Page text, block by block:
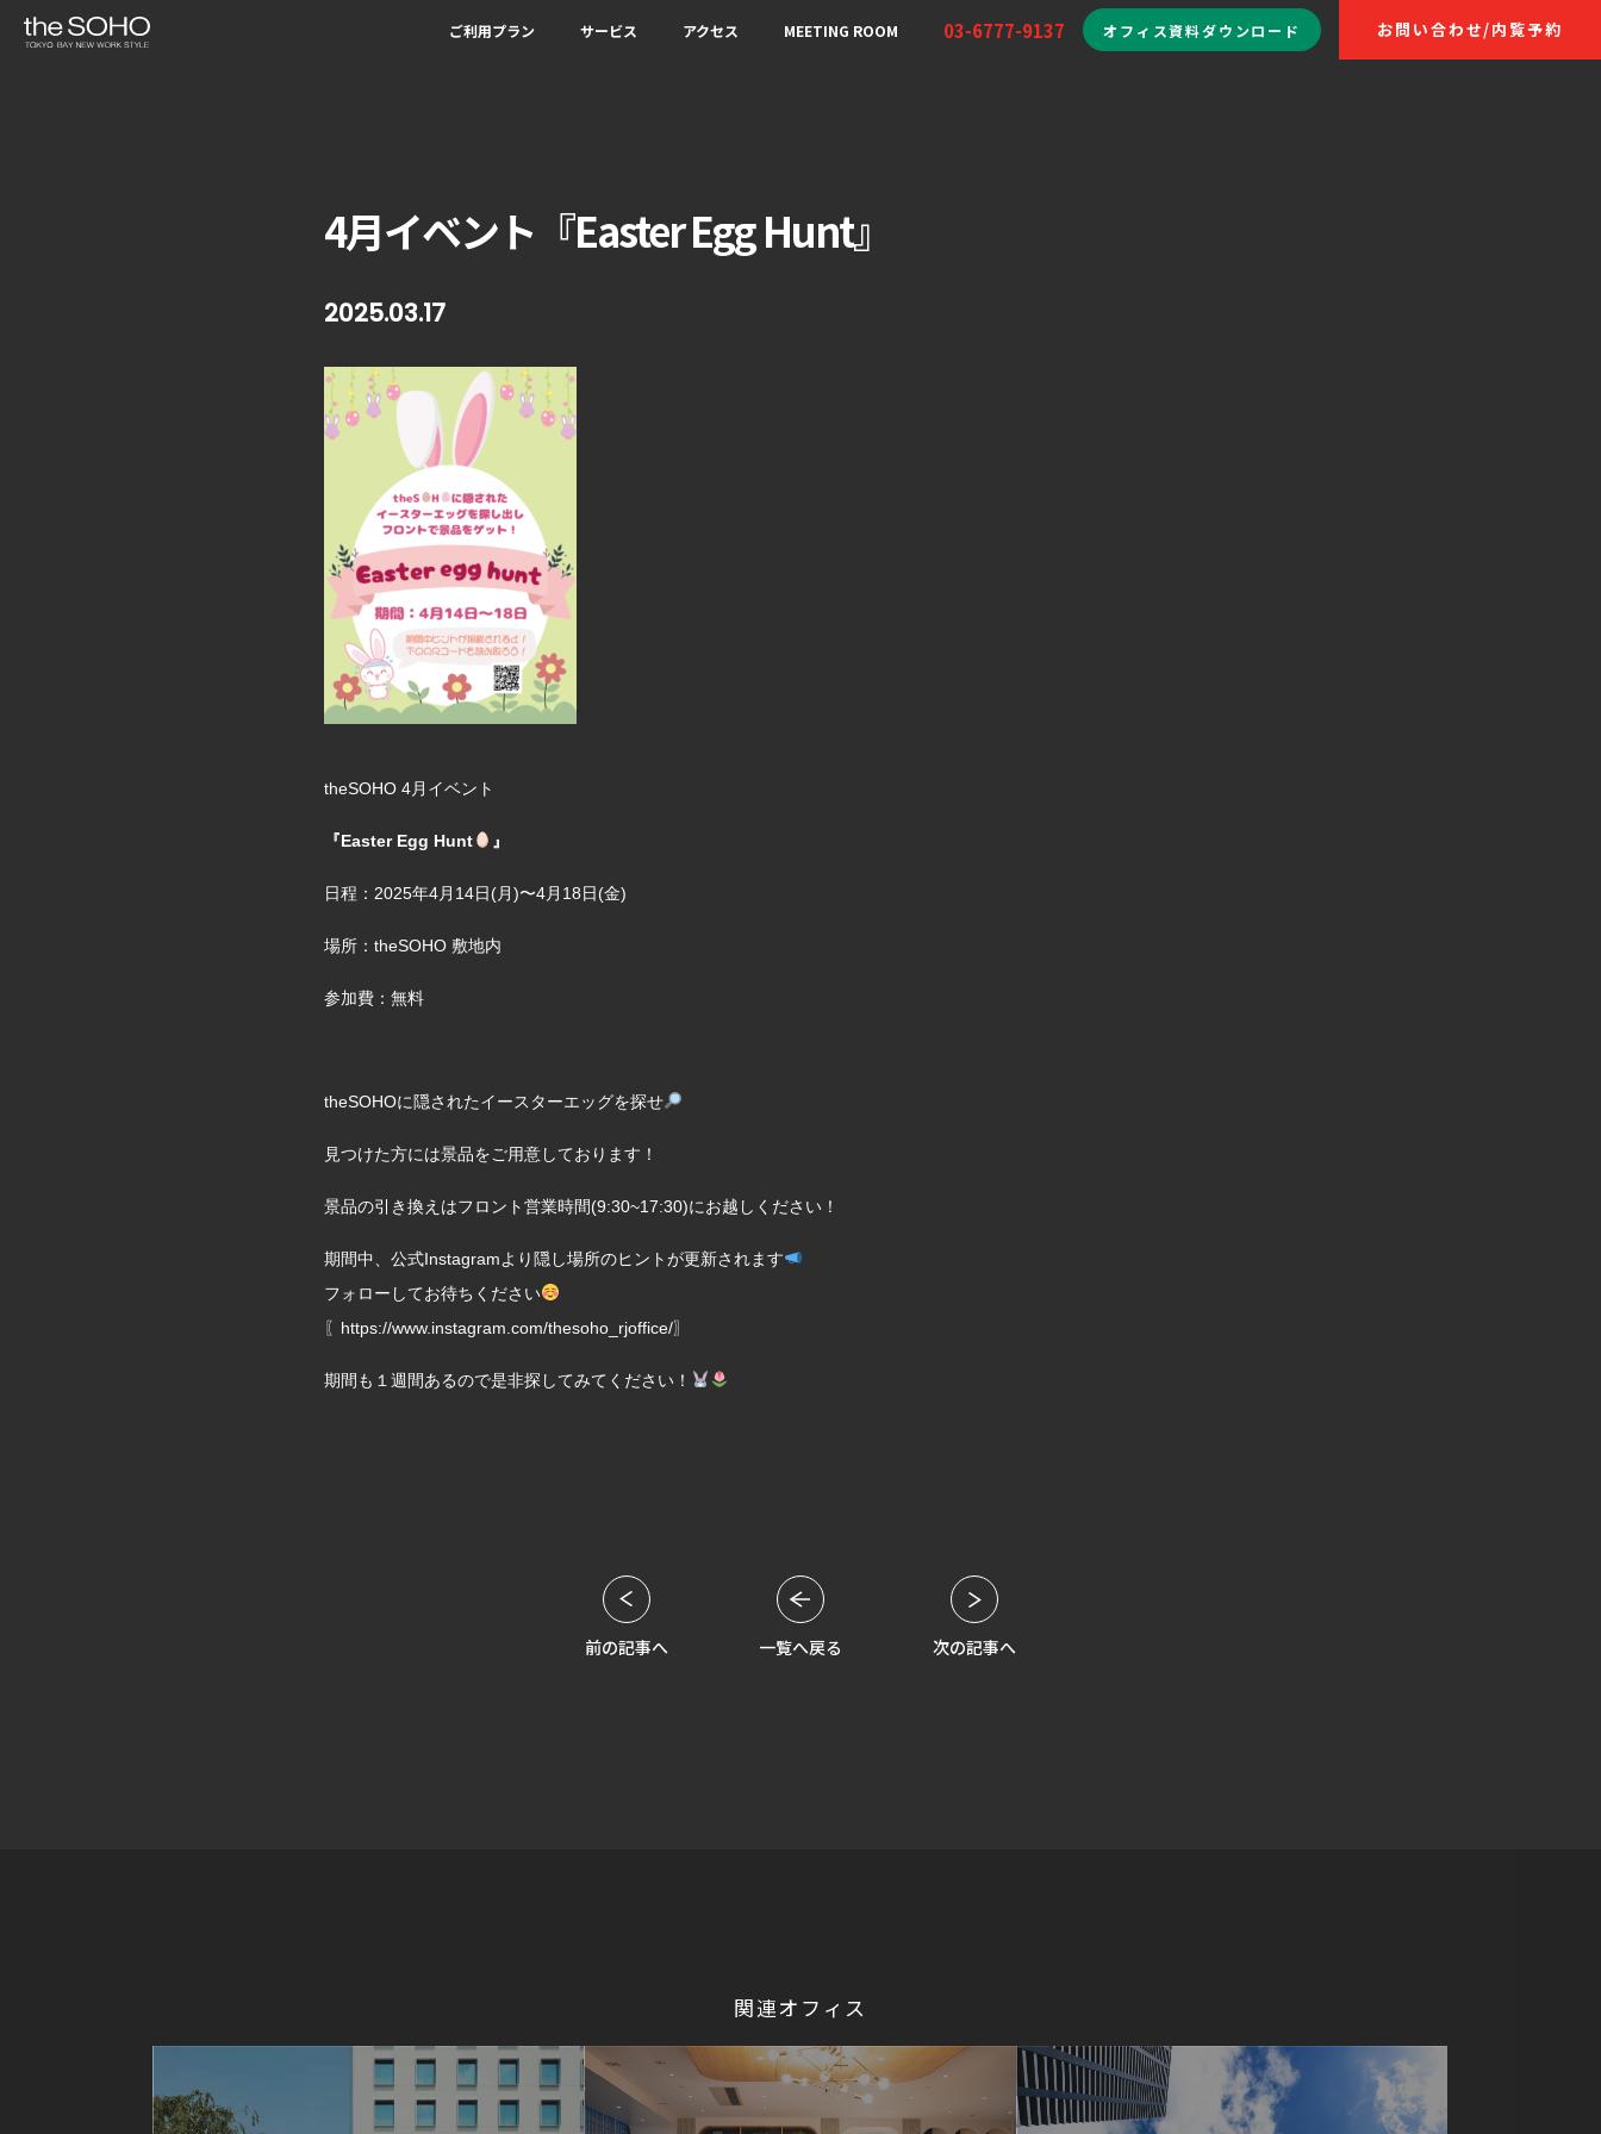
ご利用プラン サービス アクセス MEETING ROOM 03-6777-9137 オフィス資料ダウンロード お問い合わせ/内覧予約
4月イベント『Easter Egg Hunt』
2025.03.17
theSOHO 4月イベント
『Easter Egg Hunt 』
日程：2025年4月14日(月)〜4月18日(金)
場所：theSOHO 敷地内
参加費：無料
theSOHOに隠されたイースターエッグを探せ
見つけた方には景品をご用意しております！
景品の引き換えはフロント営業時間(9:30~17:30)にお越しください！
期間中、公式Instagramより隠し場所のヒントが更新されます
フォローしてお待ちください
〖https://www.instagram.com/thesoho_rjoffice/〗
期間も１週間あるので是非探してみてください！
前の記事へ 一覧へ戻る 次の記事へ
関連オフィス